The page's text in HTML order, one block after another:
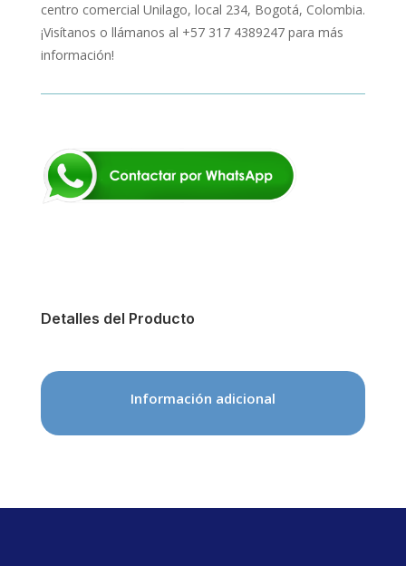
centro comercial Unilago, local 234, Bogotá, Colombia.
¡Visítanos o llámanos al +57 317 4389247 para más
información!
Detalles del Producto
Información adicional